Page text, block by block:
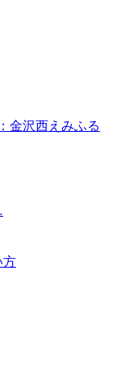
金沢西えみふる
方